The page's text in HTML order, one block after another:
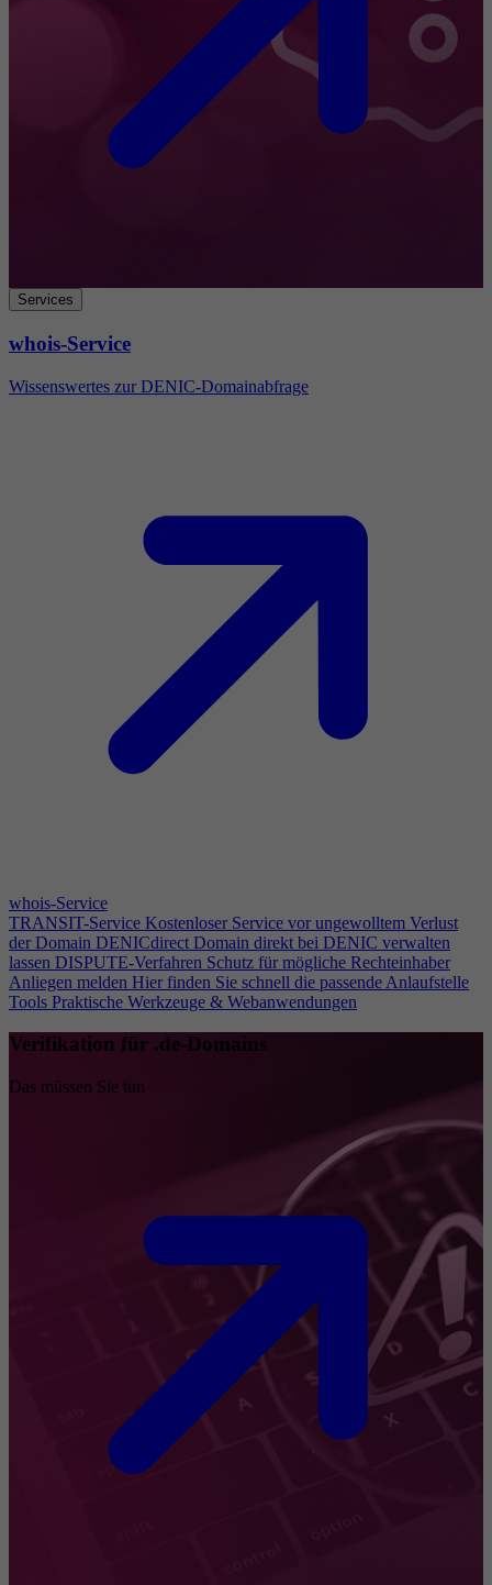
Services
whois-Service
Wissenswertes zur DENIC-Domainabfrage
whois-Service
TRANSIT-Service Kostenloser Service vor ungewolltem Verlust
der Domain DENICdirect Domain direkt bei DENIC verwalten
lassen DISPUTE-Verfahren Schutz für mögliche Rechteinhaber
Anliegen melden Hier finden Sie schnell die passende Anlaufstelle
Tools Praktische Werkzeuge & Webanwendungen
Verifikation für .de-Domains
Das müssen Sie tun